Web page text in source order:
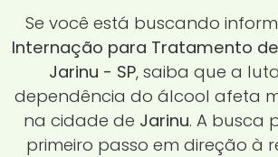
Se você está buscando
Internação para Tratamento
Jarinu - SP, saiba que a
dependência do álcool afeta
na cidade de Jarinu. A busca
primeiro passo em direção à